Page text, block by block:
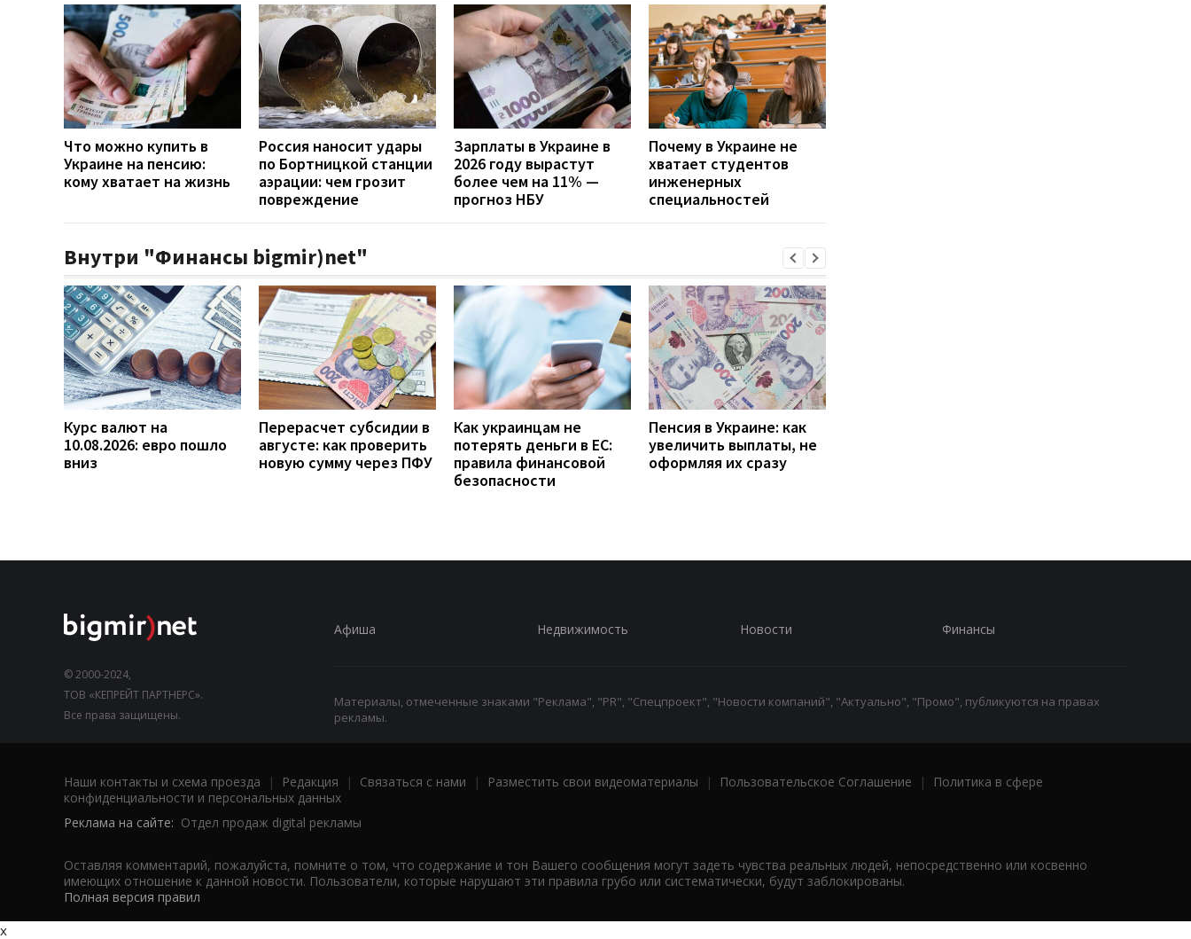
Что можно купить в
Украине на пенсию:
кому хватает на жизнь
Россия наносит удары
по Бортницкой станции
аэрации: чем грозит
повреждение
Зарплаты в Украине в
2026 году вырастут
более чем на 11% —
прогноз НБУ
Почему в Украине не
хватает студентов
инженерных
специальностей
Внутри "Финансы bigmir)net"
Курс валют на
10.08.2026: евро пошло
вниз
Перерасчет субсидии в
августе: как проверить
новую сумму через ПФУ
Как украинцам не
потерять деньги в ЕС:
правила финансовой
безопасности
Пенсия в Украине: как
увеличить выплаты, не
оформляя их сразу
© 2000-2024,
ТОВ «КЕПРЕЙТ ПАРТНЕРС».
Все права защищены.
Афиша Недвижимость Новости Финансы
Материалы, отмеченные знаками "Реклама", "PR", "Спецпроект", "Новости компаний", "Актуально", "Промо", публикуются на правах
рекламы.
Наши контакты и схема проезда | Редакция | Связаться с нами | Разместить свои видеоматериалы | Пользовательское Соглашение |
Политика в сфере
конфиденциальности и персональных данных
Реклама на сайте: Отдел продаж digital рекламы
Оставляя комментарий, пожалуйста, помните о том, что содержание и тон Вашего сообщения могут задеть чувства реальных людей, непосредственно или косвенно
имеющих отношение к данной новости. Пользователи, которые нарушают эти правила грубо или систематически, будут заблокированы.
Полная версия правил
x